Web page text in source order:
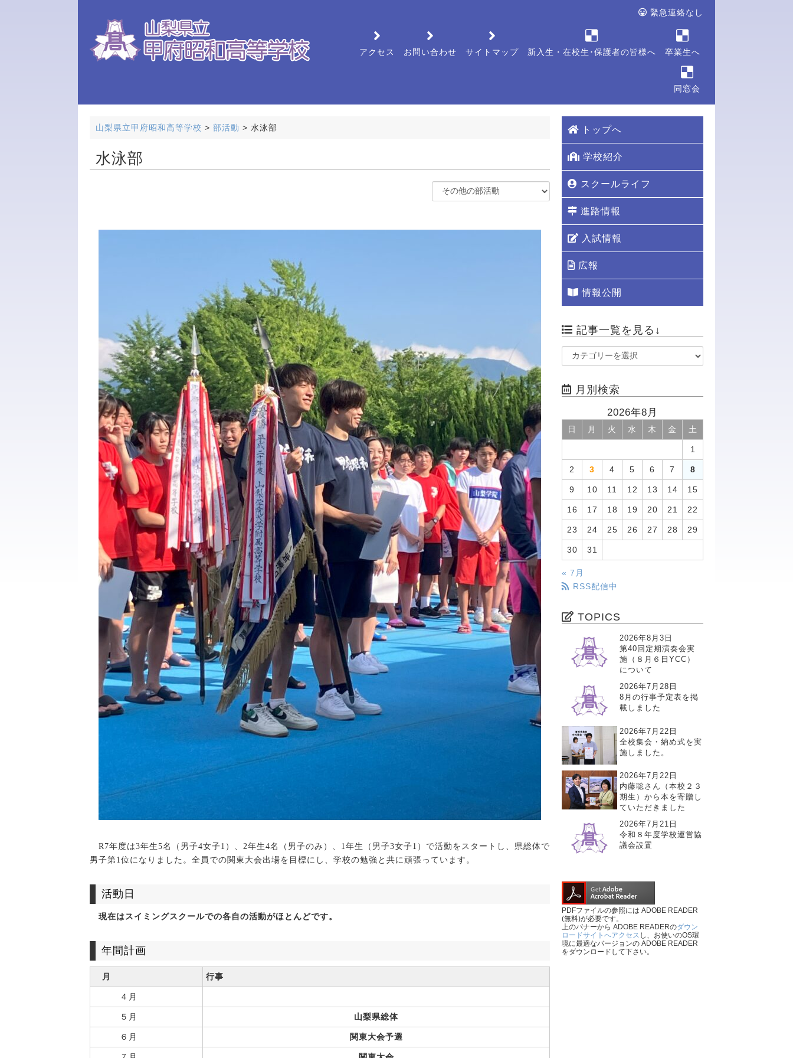
緊急連絡なし
アクセス お問い合わせ サイトマップ 新入生・在校生･保護者の皆様へ 卒業生へ
同窓会
山梨県立甲府昭和高等学校 > 部活動 > 水泳部
水泳部
R7年度は3年生5名（男子4女子1）、2年生4名（男子のみ）、1年生（男子3女子1）で活動をスタートし、県総体で
男子第1位になりました。全員での関東大会出場を目標にし、学校の勉強と共に頑張っています。
活動日
現在はスイミングスクールでの各自の活動がほとんどです。
年間計画
月 行事
４月
５月 山梨県総体
６月 関東大会予選
トップへ
学校紹介
スクールライフ
進路情報
入試情報
広報
情報公開
記事一覧を見る↓
月別検索
2026年8月
日 月 火 水 木 金 土
1
2 3 4 5 6 7 8
9 10 11 12 13 14 15
16 17 18 19 20 21 22
23 24 25 26 27 28 29
30 31
« 7月
RSS配信中
TOPICS
2026年8月3日
第40回定期演奏会実
施（８月６日YCC）
について
2026年7月28日
8月の行事予定表を掲
載しました
2026年7月22日
全校集会・納め式を実
施しました。
2026年7月22日
内藤聡さん（本校２３
期生）から本を寄贈し
ていただきました
2026年7月21日
令和８年度学校運営協
議会設置
PDFファイルの参照には ADOBE READER
(無料)が必要です。
上のバナーから ADOBE READERのダウン
ロードサイトへアクセス し、お使いのOS環
境に最適なバージョンの ADOBE READER
をダウンロードして下さい。